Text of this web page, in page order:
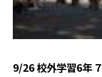
9/26 校外学習6年 ７